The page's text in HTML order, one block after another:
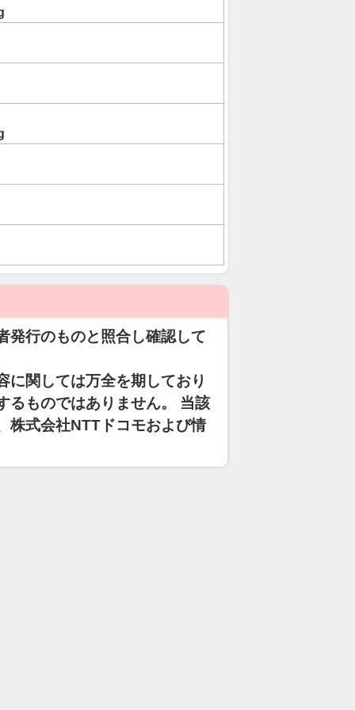
発行のものと照合し確認して
に関しては万全を期しており
るものではありません。 当該
株式会社NTTドコモおよび情